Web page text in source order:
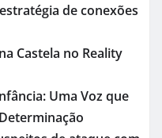
de conexões
Castela no Reality
Uma Voz que